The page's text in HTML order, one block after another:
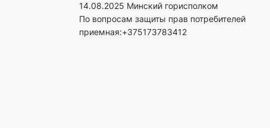
14.08.2025 Минский горисполком
По вопросам защиты прав потребителей
приемная:+375173783412